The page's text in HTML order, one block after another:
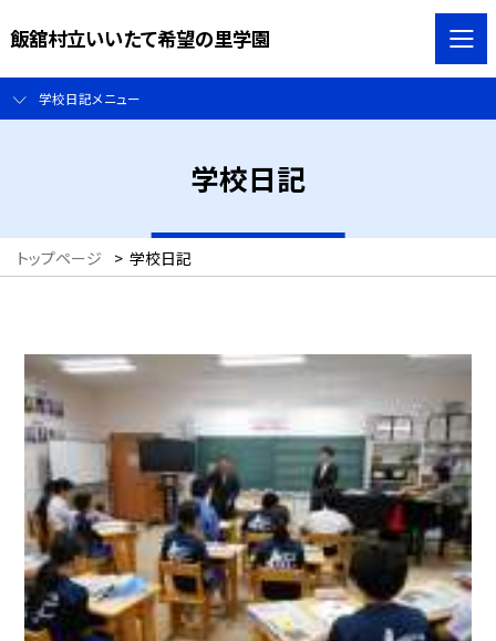
飯舘村立いいたて希望の里学園
学校日記メニュー
学校日記
トップページ > 学校日記